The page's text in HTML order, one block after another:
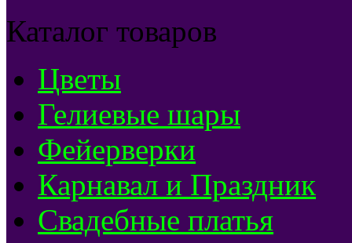
Каталог товаров
Цветы
Гелиевые шары
Фейерверки
Карнавал и Праздник
Свадебные платья